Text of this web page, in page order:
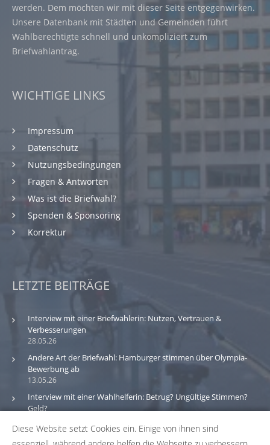
werden. Dem möchten wir mit dieser Seite entgegenwirken.
Unsere Datenbank mit Städten und Gemeinden führt
Wahlberechtigte schnell und unkompliziert zum
Briefwahlantrag.
WICHTIGE LINKS
Impressum
Datenschutz
Nutzungsbedingungen
Fragen & Antworten
Was ist die Briefwahl?
Spenden & Sponsoring
Korrektur
LETZTE BEITRÄGE
28.05.26
Interview mit einer Briefwählerin: Nutzen, Vertrauen &
Verbesserungen
13.05.26
Andere Art der Briefwahl: Hamburger stimmen über Olympia-
Bewerbung ab
Interview mit einer Wahlhelferin: Betrug? Ungültige Stimmen?
Geld?
Diese Website setzt Cookies ein. Einige von ihnen sind